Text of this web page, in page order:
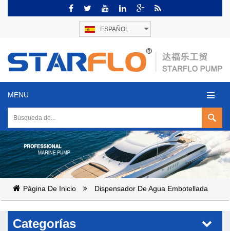
ESPAÑOL
MENU
Página De Inicio Dispensador De Agua Embotellada
Categorías